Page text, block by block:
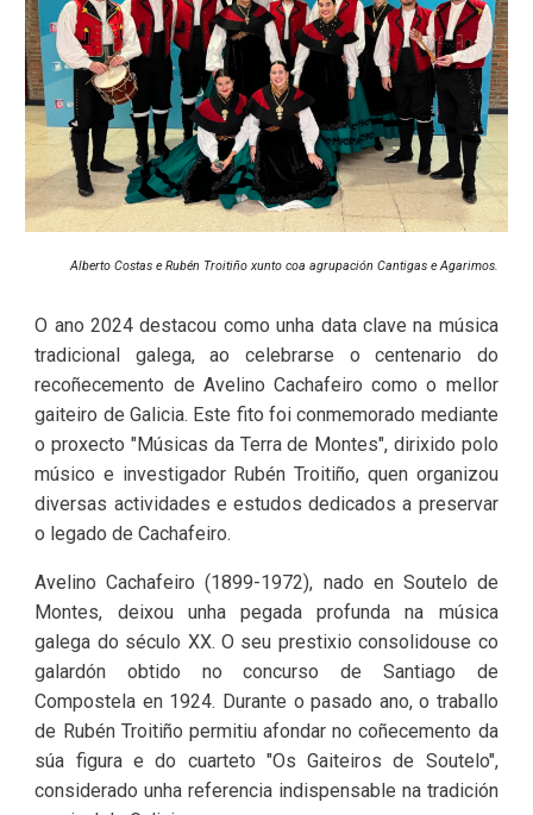
Alberto Costas e Rubén Troitiño xunto coa agrupación Cantigas e Agarimos.
O ano 2024 destacou como unha data clave na música
tradicional galega, ao celebrarse o centenario do
recoñecemento de Avelino Cachafeiro como o mellor
gaiteiro de Galicia. Este fito foi conmemorado mediante
o proxecto "Músicas da Terra de Montes", dirixido polo
músico e investigador Rubén Troitiño, quen organizou
diversas actividades e estudos dedicados a preservar
o legado de Cachafeiro.
Avelino Cachafeiro (1899-1972), nado en Soutelo de
Montes, deixou unha pegada profunda na música
galega do século XX. O seu prestixio consolidouse co
galardón obtido no concurso de Santiago de
Compostela en 1924. Durante o pasado ano, o traballo
de Rubén Troitiño permitiu afondar no coñecemento da
súa figura e do cuarteto "Os Gaiteiros de Soutelo",
considerado unha referencia indispensable na tradición